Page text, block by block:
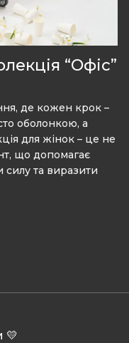
“Офіс”
де кожен крок –
оболонкою, а
для жінок – це не
що допомагає
силу та виразити
💛